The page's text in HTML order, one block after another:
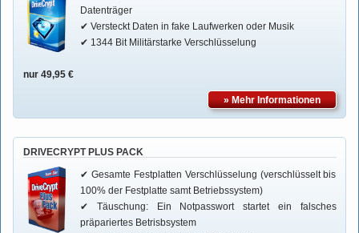
Datenträger
✔ Versteckt Daten in fake Laufwerken oder Musik
✔ 1344 Bit Militärstarke Verschlüsselung
nur 49,95 €
» Mehr Informationen
DRIVECRYPT PLUS PACK
✔ Gesamte Festplatten Verschlüsselung (verschlüsselt bis
100% der Festplatte samt Betriebssystem)
✔ Täuschung: Ein Notpasswort startet ein falsches
präpariertes Betrisbsystem